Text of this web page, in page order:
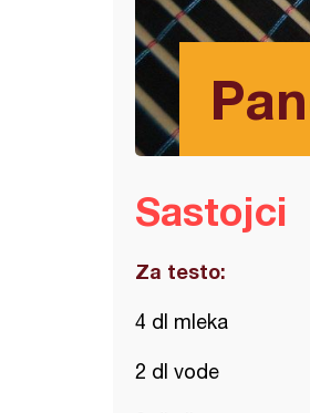
Sastojci
Za testo:
4 dl mleka
2 dl vode